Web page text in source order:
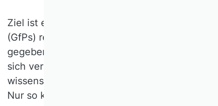
Ziel ist es, die guten fachlichen Praktiken
(GfPs) regelmäßig weiter zu entwickeln,
gegebenenfalls zu erweitern und an die
sich verändernden Regeln für gutes
wissenschaftliches Arbeiten anzupassen.
Nur so kann den Veränderungen in den